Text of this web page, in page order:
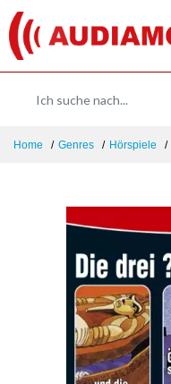
Home Genres Hörspiele